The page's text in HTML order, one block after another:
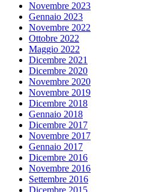
Novembre 2023
Gennaio 2023
Novembre 2022
Ottobre 2022
Maggio 2022
Dicembre 2021
Dicembre 2020
Novembre 2020
Novembre 2019
Dicembre 2018
Gennaio 2018
Dicembre 2017
Novembre 2017
Gennaio 2017
Dicembre 2016
Novembre 2016
Settembre 2016